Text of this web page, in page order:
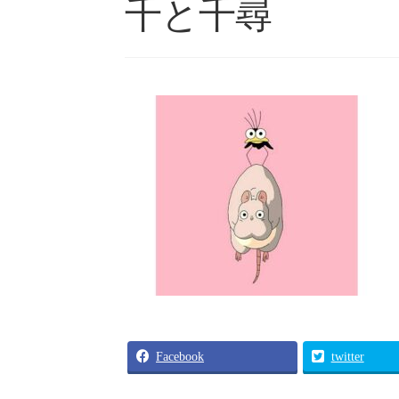
千と千尋
Facebook twitter